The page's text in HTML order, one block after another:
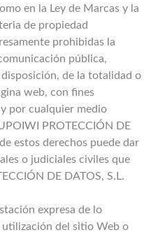
en la Ley de Marcas y la
de propiedad
prohibidas la
pública,
de la totalidad o
web, con fines
por cualquier medio
PROTECCIÓN DE
estos derechos puede dar
o judiciales civiles que
DE DATOS, S.L.
expresa de lo
del sitio Web o